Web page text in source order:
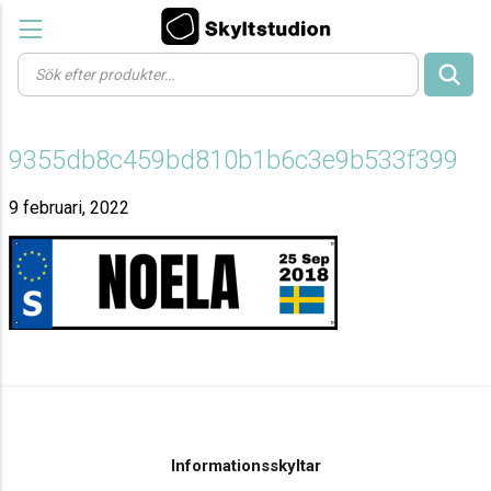
Products
search
9355db8c459bd810b1b6c3e9b533f399
9 februari, 2022
Informationsskyltar